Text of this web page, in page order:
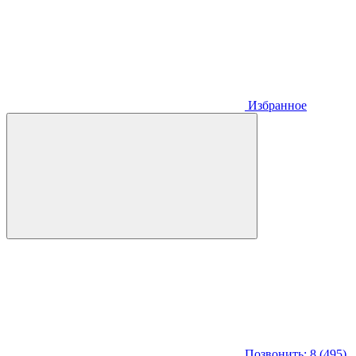
Избранное